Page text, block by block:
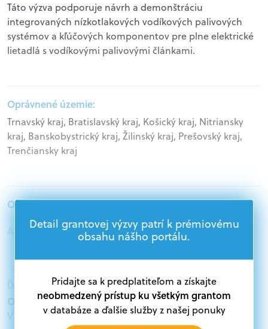
Táto výzva podporuje návrh a demonštráciu
integrovaných nízkotlakových vodíkových palivových
systémov a kľúčových komponentov pre plne elektrické
lietadlá s vodíkovými palivovými článkami.
Oprávnené územie:
Trnavský kraj, Bratislavský kraj, Košický kraj, Nitriansky
kraj, Banskobystrický kraj, Žilinský kraj, Prešovský kraj,
Trenčiansky kraj
Oprávnení žiadatelia:
Akademický sektor, Podnikatelia
Ďalšie informácie:
Oprávnení žiadatelia:
V databáze grantov a dotácií na portáli Grantexpert.sk
Detail grantovej výzvy patrí k prémiovému
obsahu nášho portálu.
Pridajte sa k predplatiteľom a získajte
neobmedzený prístup ku všetkým grantom
v databáze a ďalšie služby z našej ponuky